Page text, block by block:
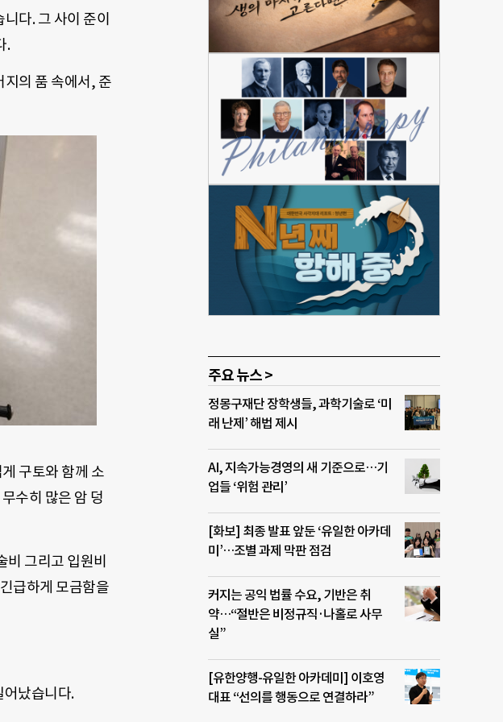
다. 그 사이 준이
.
지의 품 속에서, 준
구토와 함께 소
수히 많은 암 덩
그리고 입원비
급하게 모금함을
어났습니다.
주요 뉴스 >
정몽구재단 장학생들, 과학기술로 ‘미
래 난제’ 해법 제시
AI, 지속가능경영의 새 기준으로…기
업들 ‘위험 관리’
[화보] 최종 발표 앞둔 ‘유일한 아카데
미’…조별 과제 막판 점검
커지는 공익 법률 수요, 기반은 취
약…“절반은 비정규직·나홀로 사무
실”
[유한양행-유일한 아카데미] 이호영
대표 “선의를 행동으로 연결하라”